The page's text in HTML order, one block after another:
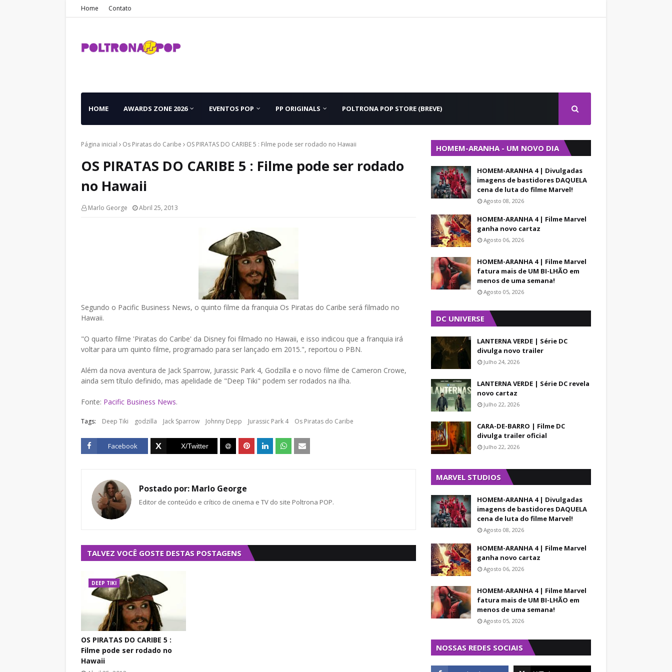
Home Contato
HOME AWARDS ZONE 2026 EVENTOS POP PP ORIGINALS POLTRONA POP STORE (BREVE)
Página inicial Os Piratas do Caribe OS PIRATAS DO CARIBE 5 : Filme pode ser rodado no Hawaii
OS PIRATAS DO CARIBE 5 : Filme pode ser rodado
no Hawaii
Marlo George Abril 25, 2013
Segundo o Pacific Business News, o quinto filme da franquia Os Piratas do Caribe será filmado no
Hawaii.
"O quarto filme 'Piratas do Caribe' da Disney foi filmado no Hawaii, e isso indicou que a franquia irá
voltar para um quinto filme, programado para ser lançado em 2015.", reportou o PBN.
Além da nova aventura de Jack Sparrow, Jurassic Park 4, Godzilla e o novo filme de Cameron Crowe,
ainda sem título definido, mas apelidade de "Deep Tiki" podem ser rodados na ilha.
Fonte: Pacific Business News.
Tags: Deep Tiki godzilla Jack Sparrow Johnny Depp Jurassic Park 4 Os Piratas do Caribe
Facebook
Postado por: Marlo George
Editor de conteúdo e crítico de cinema e TV do site Poltrona POP.
TALVEZ VOCÊ GOSTE DESTAS POSTAGENS
DEEP TIKI
OS PIRATAS DO CARIBE 5 :
Filme pode ser rodado no
Hawaii
HOMEM-ARANHA - UM NOVO DIA
HOMEM-ARANHA 4 | Divulgadas
imagens de bastidores DAQUELA
cena de luta do filme Marvel!
Agosto 08, 2026
HOMEM-ARANHA 4 | Filme Marvel
ganha novo cartaz
Agosto 06, 2026
HOMEM-ARANHA 4 | Filme Marvel
fatura mais de UM BI-LHÃO em
menos de uma semana!
Agosto 05, 2026
DC UNIVERSE
LANTERNA VERDE | Série DC
divulga novo trailer
Julho 24, 2026
LANTERNA VERDE | Série DC revela
novo cartaz
Julho 22, 2026
CARA-DE-BARRO | Filme DC
divulga trailer oficial
Julho 22, 2026
MARVEL STUDIOS
HOMEM-ARANHA 4 | Divulgadas
imagens de bastidores DAQUELA
cena de luta do filme Marvel!
Agosto 08, 2026
HOMEM-ARANHA 4 | Filme Marvel
ganha novo cartaz
Agosto 06, 2026
HOMEM-ARANHA 4 | Filme Marvel
fatura mais de UM BI-LHÃO em
menos de uma semana!
Agosto 05, 2026
NOSSAS REDES SOCIAIS